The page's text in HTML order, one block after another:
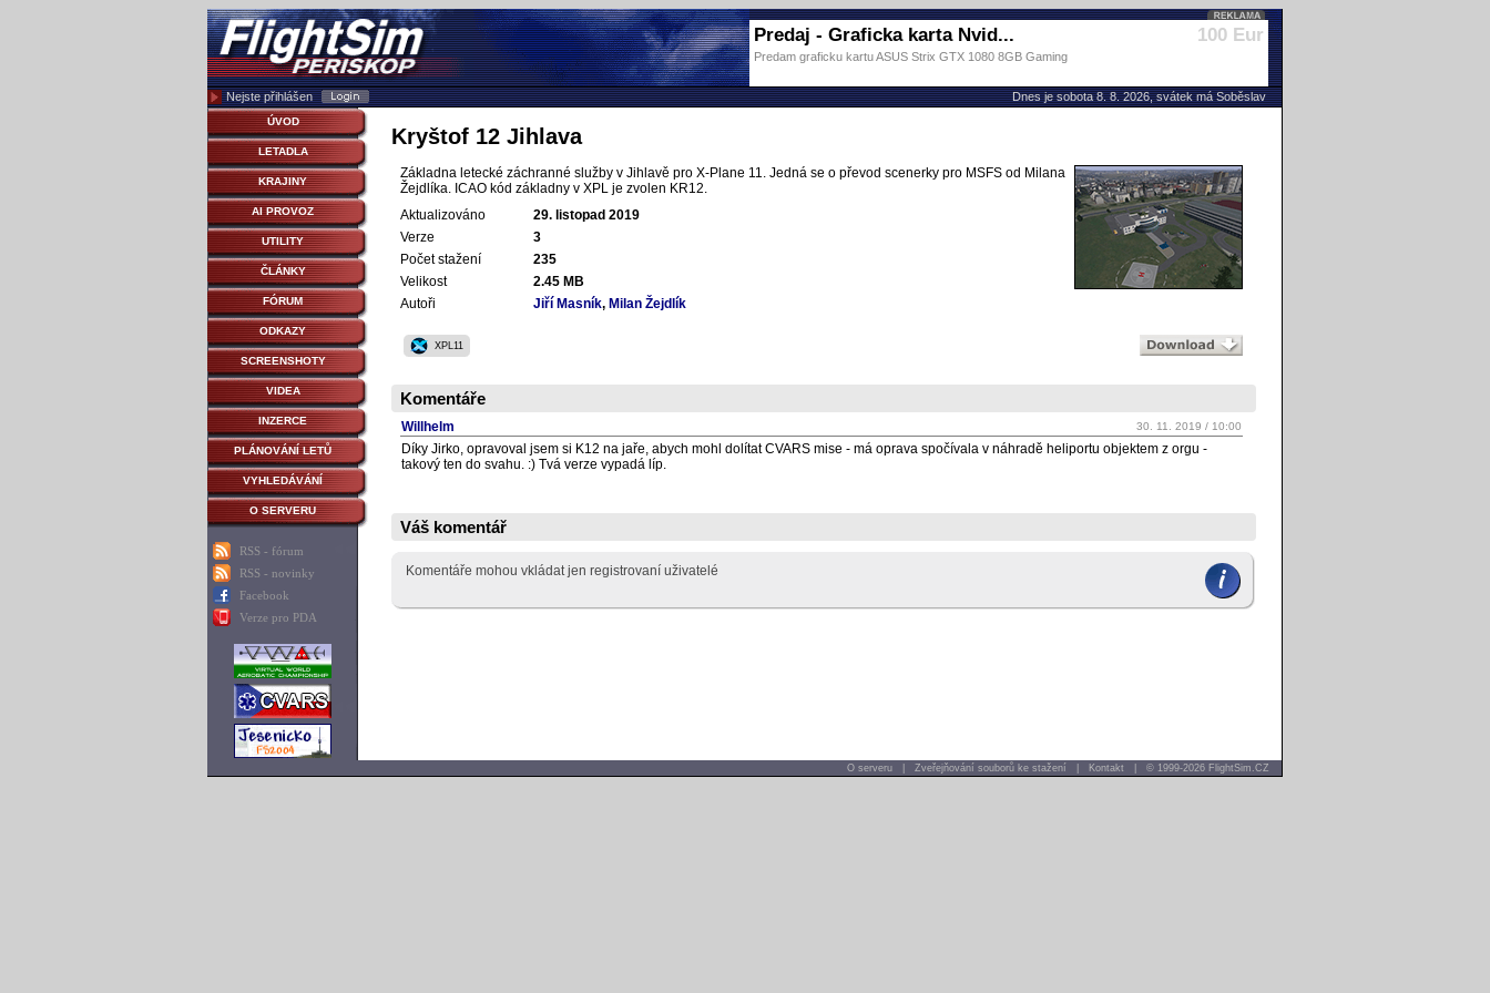
Predaj - Graficka karta Nvid... 100 Eur
Predam graficku kartu ASUS Strix GTX 1080 8GB Gaming
Nejste přihlášen Dnes je sobota 8. 8. 2026, svátek má Soběslav
ÚVOD
LETADLA
KRAJINY
AI PROVOZ
UTILITY
ČLÁNKY
FÓRUM
ODKAZY
SCREENSHOTY
VIDEA
INZERCE
PLÁNOVÁNÍ LETŮ
VYHLEDÁVÁNÍ
O SERVERU
RSS - fórum
RSS - novinky
Facebook
Verze pro PDA
Kryštof 12 Jihlava
Základna letecké záchranné služby v Jihlavě pro X-Plane 11. Jedná se o převod scenerky pro MSFS od Milana
Žejdlíka. ICAO kód základny v XPL je zvolen KR12.
Aktualizováno
29. listopad 2019
Verze
3
Počet stažení
235
Velikost
2.45 MB
Autoři
Jiří Masník, Milan Žejdlík
XPL11
Komentáře
Willhelm 30. 11. 2019 / 10:00
Díky Jirko, opravoval jsem si K12 na jaře, abych mohl dolítat CVARS mise - má oprava spočívala v náhradě heliportu objektem z orgu -
takový ten do svahu. :) Tvá verze vypadá líp.
Váš komentář
Komentáře mohou vkládat jen registrovaní uživatelé
O serveru Zveřejňování souborů ke stažení Kontakt © 1999-2026 FlightSim.CZ